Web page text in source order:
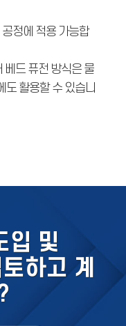
정에 적용 가능합
베드 퓨전 방식은 물
도 활용할 수 있습니
입 및
하고 계